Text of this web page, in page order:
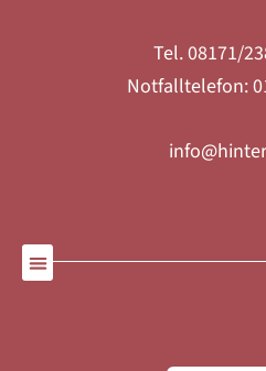
Tel. 08171/
Notfalltelefon: